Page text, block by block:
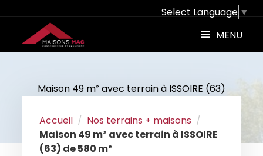
Select Language ▼
MENU
Maison 49 m² avec terrain à ISSOIRE (63)
Accueil
Nos terrains + maisons
Maison 49 m² avec terrain à ISSOIRE
(63) de 580 m²